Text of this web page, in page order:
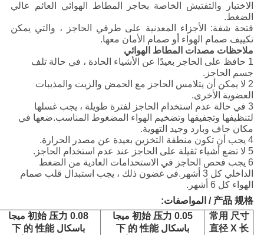
الاختبار والتفتيش الخاصة بحاجز المطاط الهوائي العائم عالي
الضغط.
فتحة شفة: الأجزاء المعدنية على طرفي الحاجز ، والتي يمكن
تكييف صمام الهواء أو صمام الأمان معها.
ملاحظات مصدات المطاط الهوائي
1 حافظ على الحاجز بعيدًا عن الأشياء الحادة ، في حالة تلف
جسم الحاجز.
2 لا يمكن أن يتلامس الحاجز مع الحمض والزيت والمذيبات
العضوية الأخرى.
3 في حالة عدم استخدام الحاجز لفترة طويلة ، يجب غسلها
لتنظيفها وتجفيفها وتضخيم الهواء المضغوط المناسب.ضعها في
مكان جاف وبارد وجيد التهوية.
4 يجب أن تكون منطقة التخزين بعيدة عن مصدر الحرارة.
5 لا تضع أشياء ثقيلة على الحاجز عند عدم استخدام الحاجز.
6 يجب فحص الحاجز في الاستخدامات العادية من الضغط
الداخلي كل 3 أشهر.في غضون ذلك ، يجب استبدال قلب صمام
الهواء كل 6 أشهر.
产品 规格 / المواصفات:
常用 尺寸
直径 X 长
初始 压力 0.05 ميجا
باسكال 下 的 性能
初始 压力 0.08 ميجا
باسكال 下 的 性能